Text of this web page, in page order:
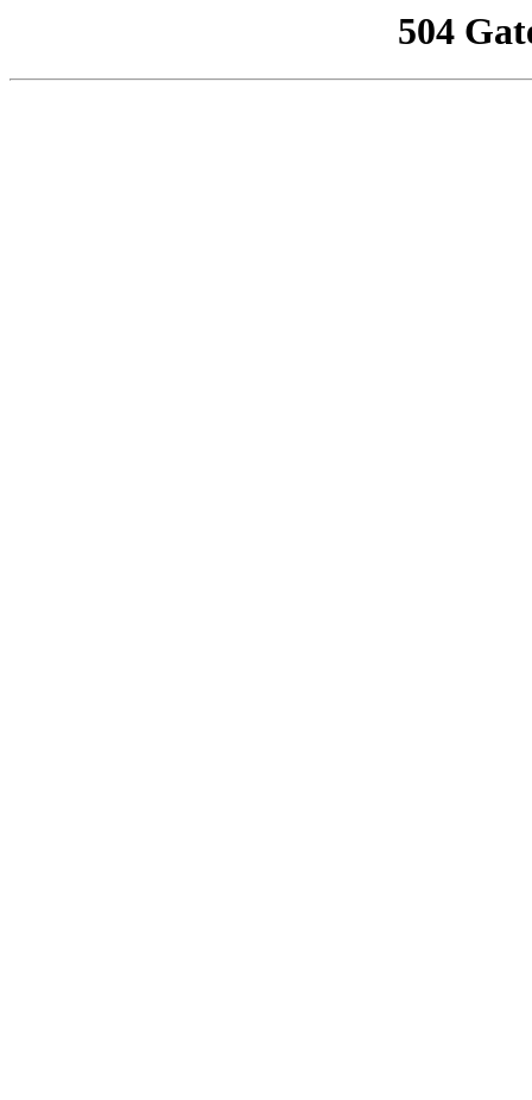
504